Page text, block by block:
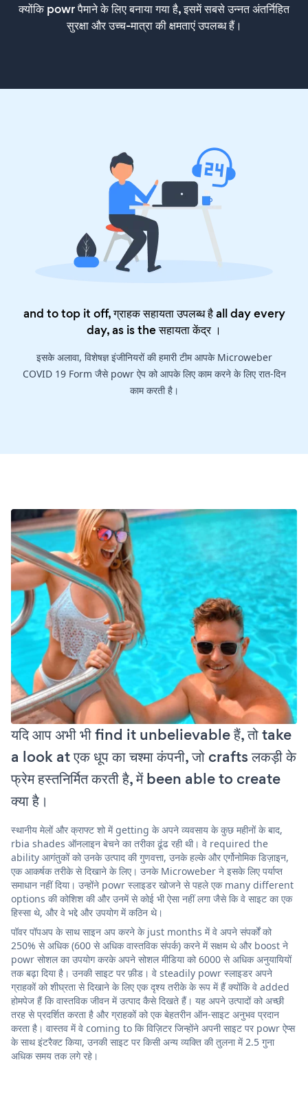
क्योंकि powr पैमाने के लिए बनाया गया है, इसमें सबसे उन्नत अंतर्निहित
सुरक्षा और उच्च-मात्रा की क्षमताएं उपलब्ध हैं।
and to top it off, ग्राहक सहायता उपलब्ध है all day every
day, as is theसहायता केंद्र।
इसके अलावा, विशेषज्ञ इंजीनियरों की हमारी टीम आपके Microweber
COVID 19 Form जैसे powr ऐप को आपके लिए काम करने के लिए रात-दिन
काम करती है।
यदि आप अभी भी find it unbelievable हैं, तो take
a look at एक धूप का चश्मा कंपनी, जो crafts लकड़ी के
फ्रेम हस्तनिर्मित करती है, में been able to create
क्या है।
स्थानीय मेलों और क्राफ्ट शो में getting के अपने व्यवसाय के कुछ महीनों के बाद,
rbia shades ऑनलाइन बेचने का तरीका ढूंढ रही थी। वे required the
ability आगंतुकों को उनके उत्पाद की गुणवत्ता, उनके हल्के और एर्गोनोमिक डिज़ाइन,
एक आकर्षक तरीके से दिखाने के लिए। उनके Microweber ने इसके लिए पर्याप्त
समाधान नहीं दिया। उन्होंने powr स्लाइडर खोजने से पहले एक many different
options की कोशिश की और उनमें से कोई भी ऐसा नहीं लगा जैसे कि वे साइट का एक
हिस्सा थे, और वे भद्दे और उपयोग में कठिन थे।
पॉवर पॉपअप के साथ साइन अप करने के just months में वे अपने संपर्कों को
250% से अधिक (600 से अधिक वास्तविक संपर्क) करने में सक्षम थे और boost ने
powr सोशल का उपयोग करके अपने सोशल मीडिया को 6000 से अधिक अनुयायियों
तक बढ़ा दिया है। उनकी साइट पर फ़ीड। वे steadily powr स्लाइडर अपने
ग्राहकों को शीघ्रता से दिखाने के लिए एक दृश्य तरीके के रूप में हैं क्योंकि वे added
होमपेज हैं कि वास्तविक जीवन में उत्पाद कैसे दिखते हैं। यह अपने उत्पादों को अच्छी
तरह से प्रदर्शित करता है और ग्राहकों को एक बेहतरीन ऑन-साइट अनुभव प्रदान
करता है। वास्तव में वे coming to कि विज़िटर जिन्होंने अपनी साइट पर powr ऐप्स
के साथ इंटरैक्ट किया, उनकी साइट पर किसी अन्य व्यक्ति की तुलना में 2.5 गुना
अधिक समय तक लगे रहे।